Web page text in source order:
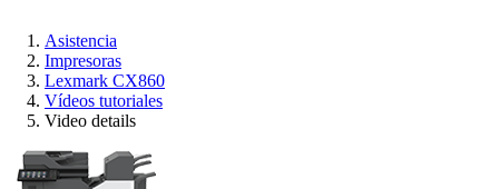
Asistencia
Impresoras
Lexmark CX860
Vídeos tutoriales
Video details